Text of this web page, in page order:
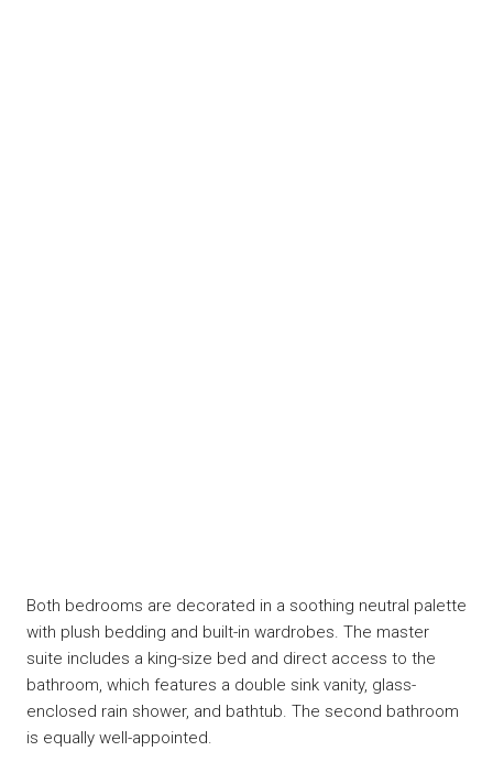
Both bedrooms are decorated in a soothing neutral palette
with plush bedding and built-in wardrobes. The master
suite includes a king-size bed and direct access to the
bathroom, which features a double sink vanity, glass-
enclosed rain shower, and bathtub. The second bathroom
is equally well-appointed.